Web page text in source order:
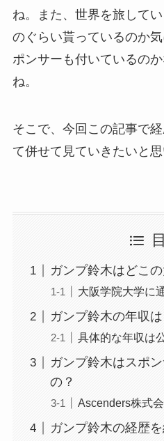
ね。また、世界を旅して
のぐらい貰っているのか
ポンサーも付いているの
ね。
そこで、今回この記事で
て併せて見ていきたいと思
ガンプ鈴木はどこの
大阪学院大学に
ガンプ鈴木の年収
具体的な年収は
ガンプ鈴木はスポ
の？
Ascenders株式
ガンプ鈴木の経歴を